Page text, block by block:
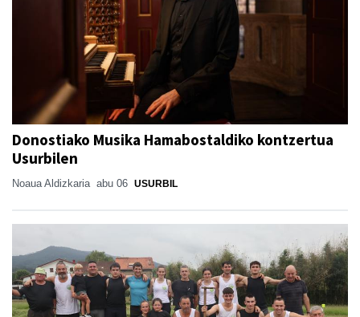
Donostiako Musika Hamabostaldiko kontzertua
Usurbilen
Noaua Aldizkaria abu 06 USURBIL